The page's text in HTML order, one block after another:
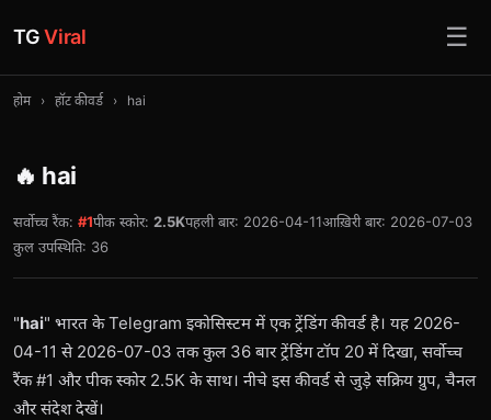
TGViral ☰
होम › हॉट कीवर्ड › hai
🔥 hai
सर्वोच्च रैंक: #1पीक स्कोर: 2.5Kपहली बार: 2026-04-11आख़िरी बार: 2026-07-03
कुल उपस्थिति: 36
"hai" भारत के Telegram इकोसिस्टम में एक ट्रेंडिंग कीवर्ड है। यह 2026-
04-11 से 2026-07-03 तक कुल 36 बार ट्रेंडिंग टॉप 20 में दिखा, सर्वोच्च
रैंक #1 और पीक स्कोर 2.5K के साथ। नीचे इस कीवर्ड से जुड़े सक्रिय ग्रुप, चैनल
और संदेश देखें।